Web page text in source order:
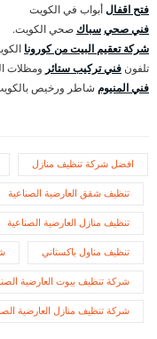
فتح اقفالأبواب في الكويت
فني صحيسباك صحي الكويت.
شركة تعقيم البيت من كورونا
تلفون فني تركيب ستائر ومظلات
فني المنيوم شاطر ورخيص
افضل شركة تنظيف منازل
تنظيف شقق العارضية الصناعية
تنظيف منازل العارضية الصناعية
تنظيف مناول باكستاني
شركة تنظيف بيوت العارضية
شركة تنظيف منازل العارضية